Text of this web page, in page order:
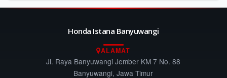
Honda Istana Banyuwangi
ALAMAT
Jl. Raya Banyuwangi Jember KM 7 No. 88
Banyuwangi, Jawa Timur